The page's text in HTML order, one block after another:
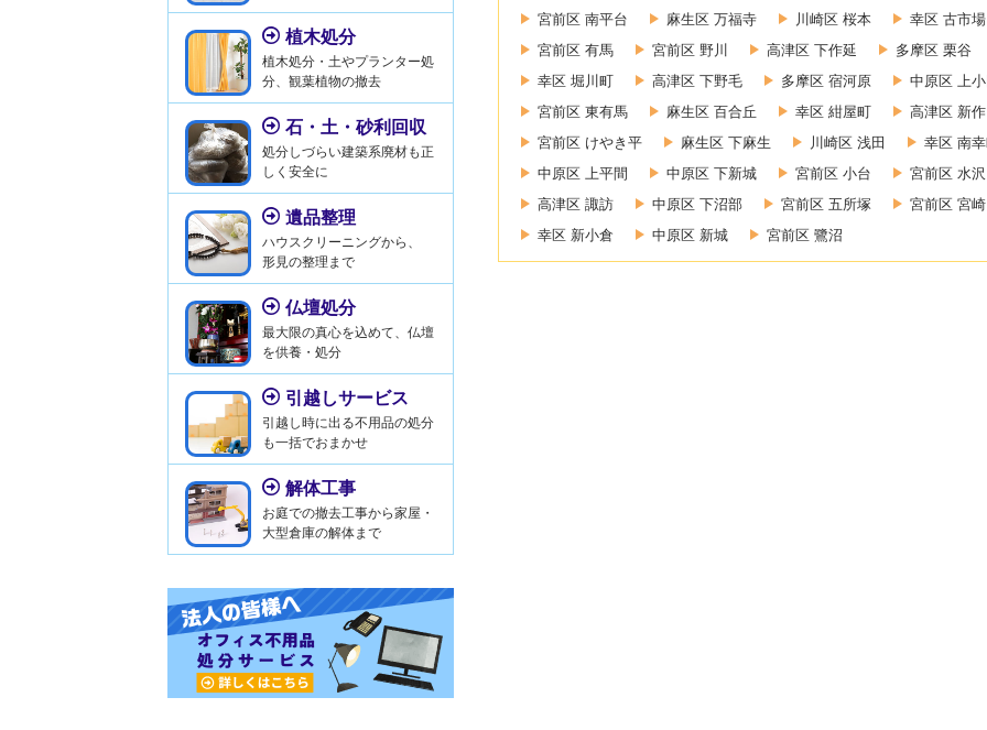
宮前区 南平台
麻生区 万福寺 川崎区 桜本 幸区 古市場
宮前区 有馬
宮前区 野川 高津区 下作延 多摩区 栗谷
幸区 堀川町
高津区 下野毛 多摩区 宿河原 中原区 上
宮前区 東有馬
麻生区 百合丘 幸区 紺屋町 高津区 新作
宮前区 けやき平
麻生区 下麻生 川崎区 浅田 幸区 南
中原区 上平間
中原区 下新城 宮前区 小台 宮前区 水沢
高津区 諏訪
中原区 下沼部 宮前区 五所塚 宮前区 宮崎
幸区 新小倉
中原区 新城 宮前区 鷺沼
植木処分
植木処分・土やプランター処
分、観葉植物の撤去
石・土・砂利回収
処分しづらい建築系廃材も正
しく安全に
遺品整理
ハウスクリーニングから、
形見の整理まで
仏壇処分
最大限の真心を込めて、仏壇
を供養・処分
引越しサービス
引越し時に出る不用品の処分
も一括でおまかせ
解体工事
お庭での撤去工事から家屋・
大型倉庫の解体まで